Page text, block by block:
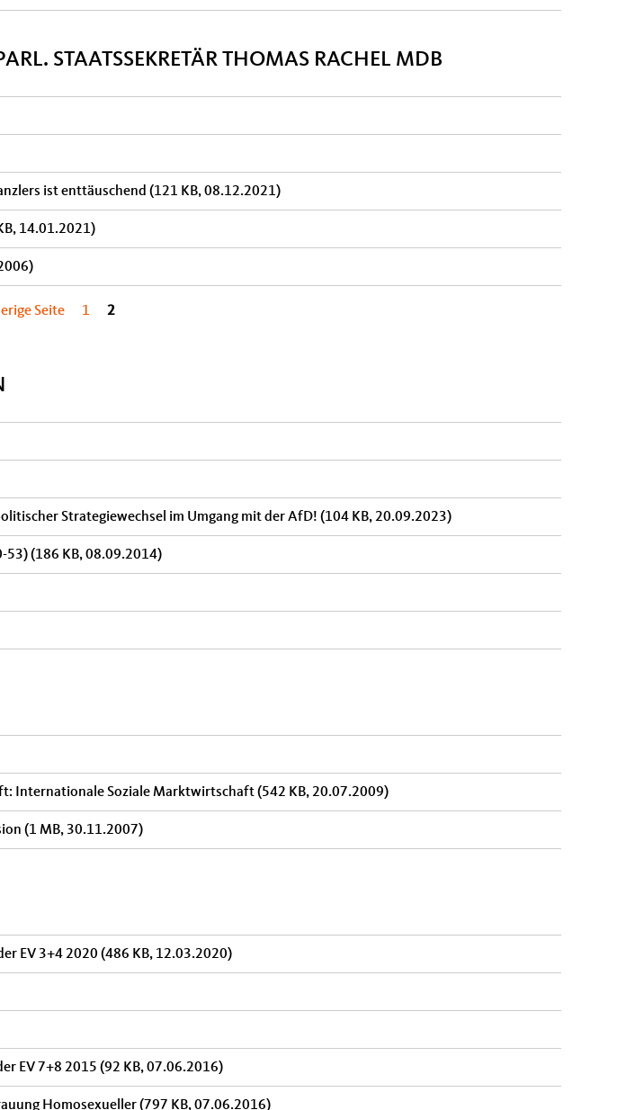
STAATSSEKRETÄR THOMAS RACHEL MDB
ist enttäuschend (121 KB, 08.12.2021)
14.01.2021)
Seite 1 2
Strategiewechsel im Umgang mit der AfD! (104 KB, 20.09.2023)
53)(186 KB, 08.09.2014)
Internationale Soziale Marktwirtschaft(542 KB, 20.07.2009)
(1 MB, 30.11.2007)
EV 3+4 2020 (486 KB, 12.03.2020)
EV 7+8 2015 (92 KB, 07.06.2016)
Homosexueller(797 KB, 07.06.2016)